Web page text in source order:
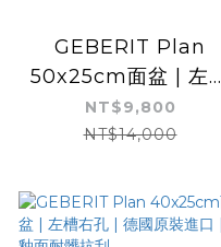
GEBERIT Plan
50x25cm面盆 | 左槽
右孔 | 德國原裝進口 |
釉面耐髒抗刮
NT$9,800
NT$14,000